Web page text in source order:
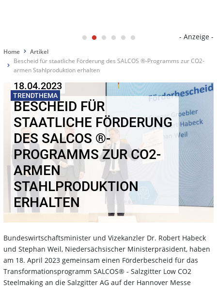
- Anzeige -
Home
Artikel
Bescheid für staatliche Förderung des SALCOS ®-Programms zur CO2-
armen Stahlproduktion erhalten
TRENDTHEMA
18.04.2023
BESCHEID FÜR
STAATLICHE FÖRDERUNG
DES SALCOS ®-
PROGRAMMS ZUR CO2-
ARMEN
STAHLPRODUKTION
ERHALTEN
Bundeswirtschaftsminister und Vizekanzler Dr. Robert Habeck
und Stephan Weil, Niedersächsischer Ministerpräsident, haben
am 18. April 2023 gemeinsam einen Förderbescheid für das
Transformationsprogramm SALCOS® - Salzgitter Low CO2
Steelmaking an die Salzgitter AG auf der Hannover Messe